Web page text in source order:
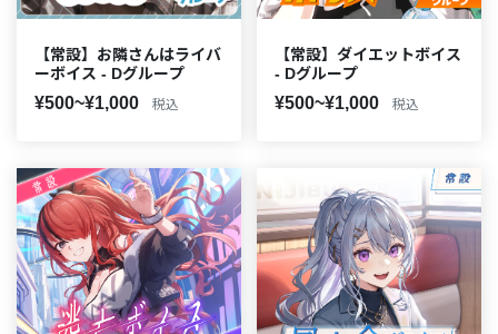
【常設】お隣さんはライバ
ーボイス - Dグループ
¥500~¥1,000 税込
【常設】ダイエットボイス
- Dグループ
¥500~¥1,000 税込